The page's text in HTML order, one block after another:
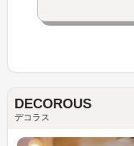
DECOROUS
デコラス